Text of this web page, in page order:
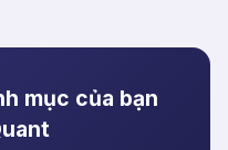
mục của bạn